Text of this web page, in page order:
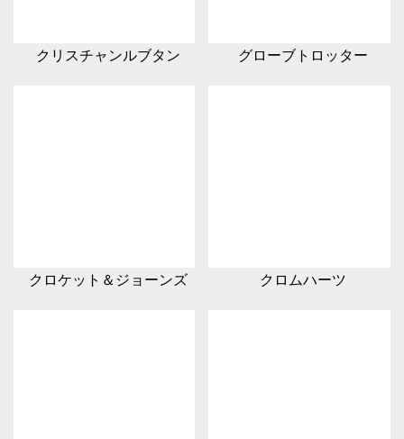
クリスチャンルブタン グローブトロッター
クロケット＆ジョーンズ クロムハーツ